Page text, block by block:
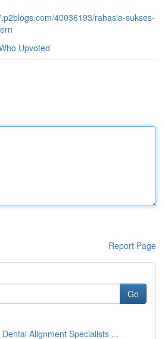
40036193/rahasia-sukses-
Upvoted
Report Page
Go
Alignment Specialists ...